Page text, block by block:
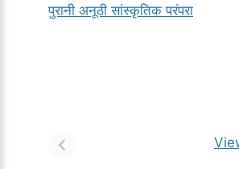
पुरानी अनूठी सांस्कृतिक परंपरा
किसे कहते है?